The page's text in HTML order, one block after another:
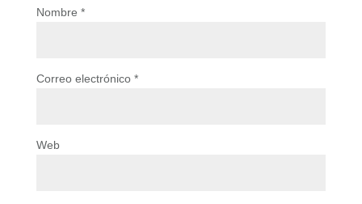
Nombre *
Correo electrónico *
Web